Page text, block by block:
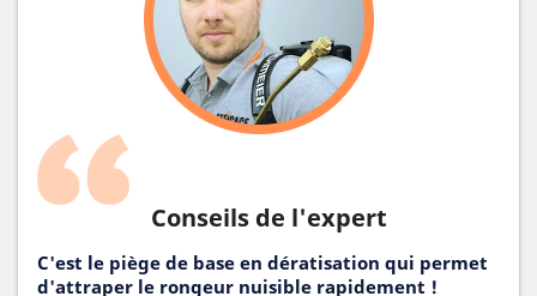
Conseils de l'expert
C'est le piège de base en dératisation qui permet
d'attraper le rongeur nuisible rapidement !